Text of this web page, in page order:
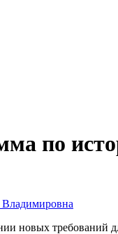
по
новых требований